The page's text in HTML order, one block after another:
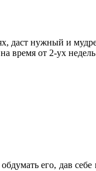
даст нужный и
время от 2-ух
его, дав